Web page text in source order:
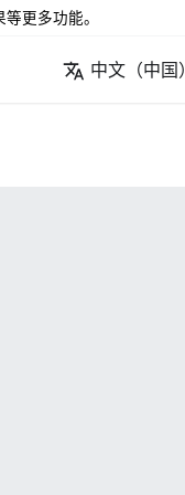
更多功能。
中文（中国）